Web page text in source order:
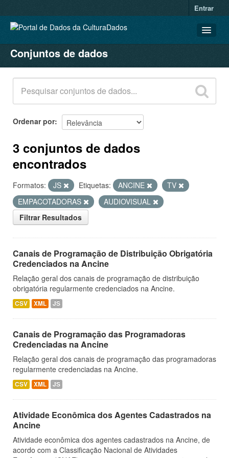
Entrar
CONJUNTOS DE DADOS
ORGANIZAÇÕES
GRUPOS
SOBRE
Conjuntos de dados
Ordenar por
3 conjuntos de dados
encontrados
Formatos: JS Etiquetas: ANCINE
TV
EMPACOTADORAS
AUDIOVISUAL
Filtrar Resultados
Canais de Programação de Distribuição Obrigatória
Credenciados na Ancine
Relação geral dos canais de programação de distribuição
obrigatória regularmente credenciados na Ancine.
CSV XML JS
Canais de Programação das Programadoras
Credenciadas na Ancine
Relação geral dos canais de programação das programadoras
regularmente credenciadas na Ancine.
CSV XML JS
Atividade Econômica dos Agentes Cadastrados na
Ancine
Atividade econômica dos agentes cadastrados na Ancine, de
acordo com a Classificação Nacional de Atividades